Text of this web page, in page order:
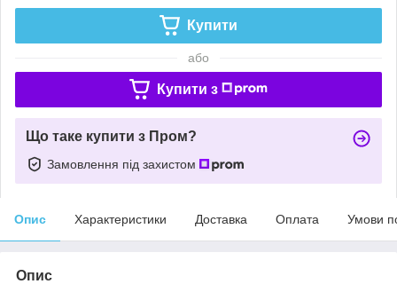
Купити
або
Купити з
Що таке купити з Пром?
Замовлення під захистом
Опис Характеристики Доставка Оплата Умови
Опис